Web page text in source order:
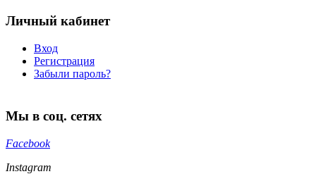
Личный кабинет
Вход
Регистрация
Забыли пароль?
Мы в соц. сетях
Facebook
Instagram